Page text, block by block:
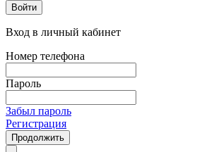
Войти
Вход в личный кабинет
Номер телефона
Пароль
Забыл пароль
Регистрация
Продолжить